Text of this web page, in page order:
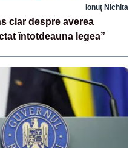
Ionuț Nichita
clar despre averea
întotdeauna legea”